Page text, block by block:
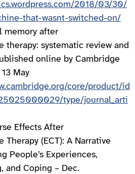
2018/03/30/
that-wasnt-switched-on/
memory after
therapy: systematic review and
online by Cambridge
May
core/product/id
type/journal_arti
Effects After
Therapy (ECT): A Narrative
People’s Experiences,
and Coping – Dec.